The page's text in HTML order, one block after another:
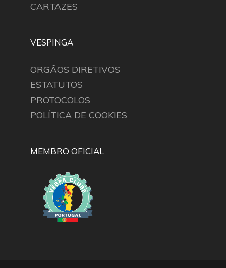
CARTAZES
VESPINGA
ORGÃOS DIRETIVOS
ESTATUTOS
PROTOCOLOS
POLÍTICA DE COOKIES
MEMBRO OFICIAL